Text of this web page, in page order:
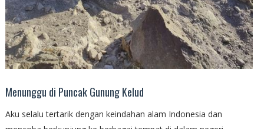
Menunggu di Puncak Gunung Kelud
Aku selalu tertarik dengan keindahan alam Indonesia dan